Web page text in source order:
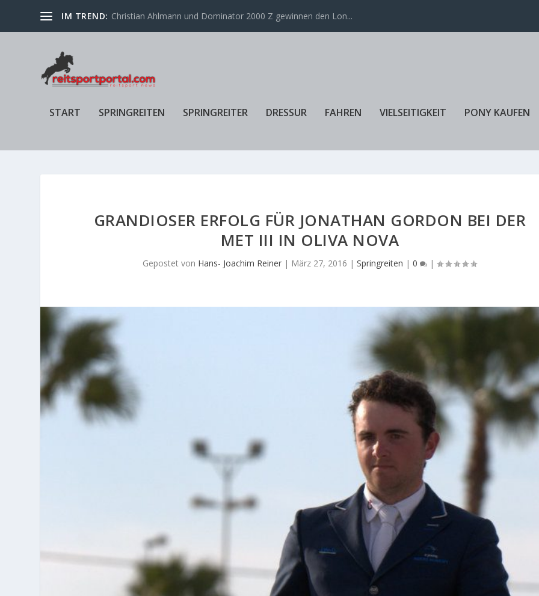
IM TREND: Christian Ahlmann und Dominator 2000 Z gewinnen den Lon...
START SPRINGREITEN SPRINGREITER DRESSUR FAHREN VIELSEITIGKEIT PONY KAUFEN
GRANDIOSER ERFOLG FÜR JONATHAN GORDON BEI DER
MET III IN OLIVA NOVA
Gepostet von Hans- Joachim Reiner | März 27, 2016 |Springreiten |0 |